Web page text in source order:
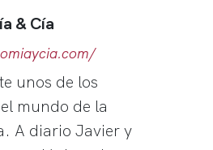
& Cía
unos de los
mundo de la
A diario Javier y